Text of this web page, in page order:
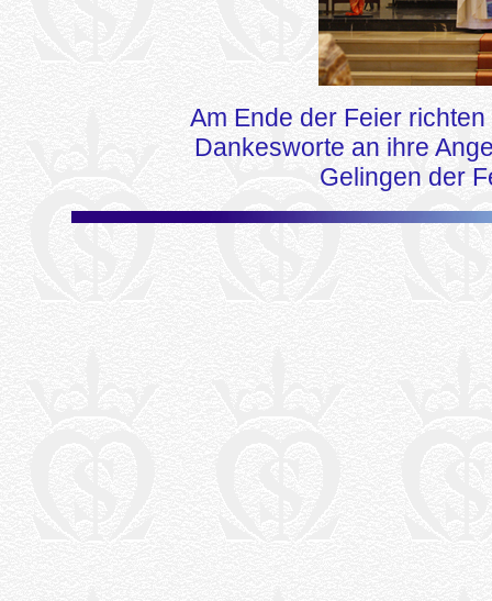
Am Ende der Feier
Dankesworte an ihre
Gelingen der